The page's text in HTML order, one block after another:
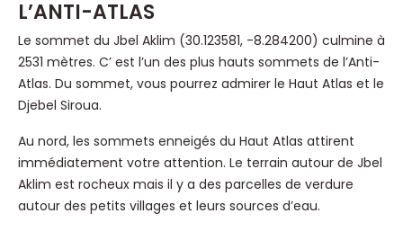
L’ANTI-ATLAS
Le sommet du Jbel Aklim (30.123581, -8.284200) culmine à
2531 mètres. C’ est l’un des plus hauts sommets de l’Anti-
Atlas. Du sommet, vous pourrez admirer le Haut Atlas et le
Djebel Siroua.
Au nord, les sommets enneigés du Haut Atlas attirent
immédiatement votre attention. Le terrain autour de Jbel
Aklim est rocheux mais il y a des parcelles de verdure
autour des petits villages et leurs sources d’eau.